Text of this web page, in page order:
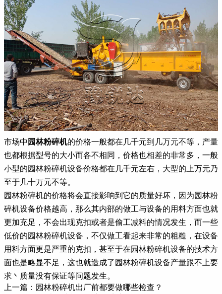
市场中 园林粉碎机的价格一般都在几千元到几万元不等，产量
也都根据型号的大小而各不相同，价格也相差的非常多，一般
小型的园林粉碎机设备价格都在几千元左右，大型的上万元乃
至于几十万元不等。
园林粉碎机的价格将会直接影响到它的质量好坏，因为园林粉
碎机设备价格越高，那么其内部的做工与设备的用料方面也就
更加充足，不会出现克扣或者是偷工减料的情况发生，而一些
低价的园林粉碎机设备，不仅做工看起来非常的粗糙，在设备
用料方面更是严重的克扣，甚至于在园林粉碎机设备的技术方
面也是略显不足，这也就造成了园林粉碎机设备产量跟不上要
求丶质量没有保证等问题发生。
上一篇： 园林粉碎机出厂前都要做哪些检查？